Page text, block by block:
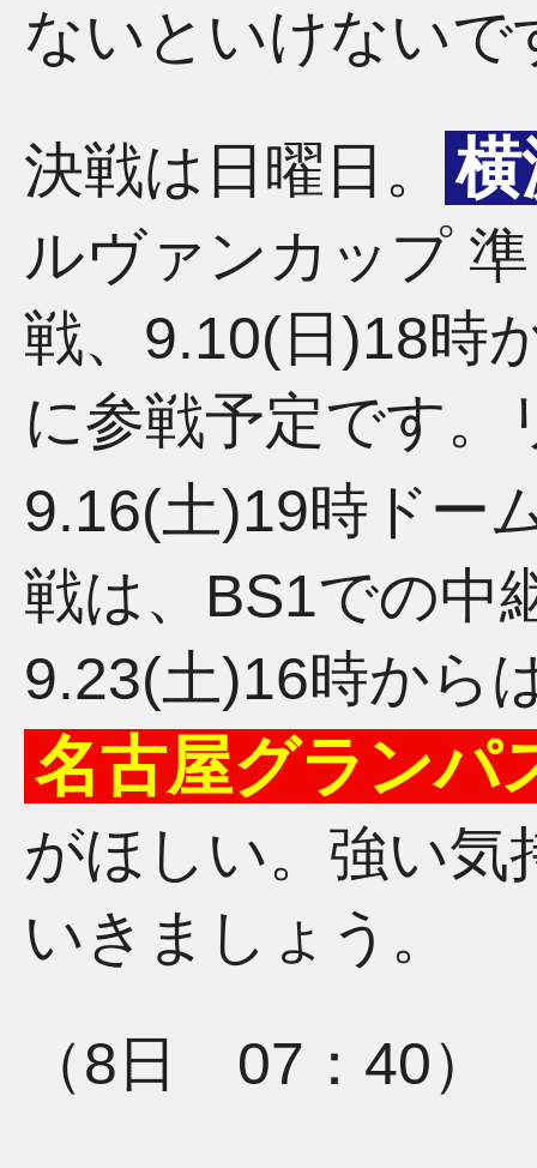
ないといけないで
決戦は日曜日。 横
ルヴァンカップ
戦、9.10(日)18時
に参戦予定です。
9.16(土)19時ドー
戦は、BS1での中
9.23(土)16時から
名古屋グランパ
がほしい。強い気
いきましょう。
（8日 07：40）